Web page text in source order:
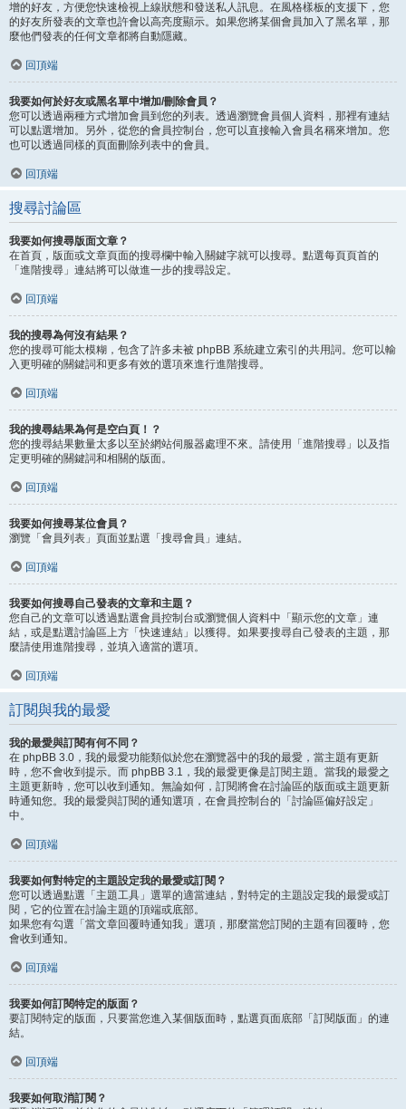
增的好友，方便您快速檢視上線狀態和發送私人訊息。在風格樣板的支援下，您
的好友所發表的文章也許會以高亮度顯示。如果您將某個會員加入了黑名單，那
麼他們發表的任何文章都將自動隱藏。
回頂端
我要如何於好友或黑名單中增加/刪除會員？
您可以透過兩種方式增加會員到您的列表。透過瀏覽會員個人資料，那裡有連結
可以點選增加。另外，從您的會員控制台，您可以直接輸入會員名稱來增加。您
也可以透過同樣的頁面刪除列表中的會員。
回頂端
搜尋討論區
我要如何搜尋版面文章？
在首頁，版面或文章頁面的搜尋欄中輸入關鍵字就可以搜尋。點選每頁頁首的
「進階搜尋」連結將可以做進一步的搜尋設定。
回頂端
我的搜尋為何沒有結果？
您的搜尋可能太模糊，包含了許多未被 phpBB 系統建立索引的共用詞。您可以輸
入更明確的關鍵詞和更多有效的選項來進行進階搜尋。
回頂端
我的搜尋結果為何是空白頁！？
您的搜尋結果數量太多以至於網站伺服器處理不來。請使用「進階搜尋」以及指
定更明確的關鍵詞和相關的版面。
回頂端
我要如何搜尋某位會員？
瀏覽「會員列表」頁面並點選「搜尋會員」連結。
回頂端
我要如何搜尋自己發表的文章和主題？
您自己的文章可以透過點選會員控制台或瀏覽個人資料中「顯示您的文章」連
結，或是點選討論區上方「快速連結」以獲得。如果要搜尋自己發表的主題，那
麼請使用進階搜尋，並填入適當的選項。
回頂端
訂閱與我的最愛
我的最愛與訂閱有何不同？
在 phpBB 3.0，我的最愛功能類似於您在瀏覽器中的我的最愛，當主題有更新
時，您不會收到提示。而 phpBB 3.1，我的最愛更像是訂閱主題。當我的最愛之
主題更新時，您可以收到通知。無論如何，訂閱將會在討論區的版面或主題更新
時通知您。我的最愛與訂閱的通知選項，在會員控制台的「討論區偏好設定」
中。
回頂端
我要如何對特定的主題設定我的最愛或訂閱？
您可以透過點選「主題工具」選單的適當連結，對特定的主題設定我的最愛或訂
閱，它的位置在討論主題的頂端或底部。
如果您有勾選「當文章回覆時通知我」選項，那麼當您訂閱的主題有回覆時，您
會收到通知。
回頂端
我要如何訂閱特定的版面？
要訂閱特定的版面，只要當您進入某個版面時，點選頁面底部「訂閱版面」的連
結。
回頂端
我要如何取消訂閱？